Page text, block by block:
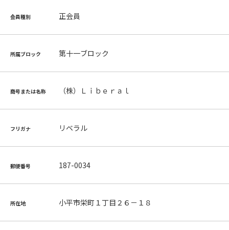
会員種別 正会員
所属ブロック 第十一ブロック
商号または名称 （株）Ｌｉｂｅｒａｌ
フリガナ リベラル
郵便番号 187-0034
所在地 小平市栄町１丁目２６－１８